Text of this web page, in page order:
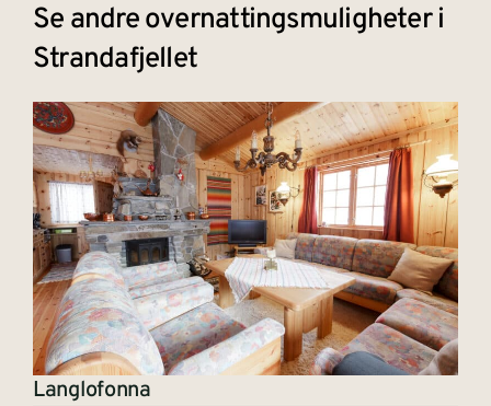
Se andre overnattingsmuligheter i
Strandafjellet
Langlofonna